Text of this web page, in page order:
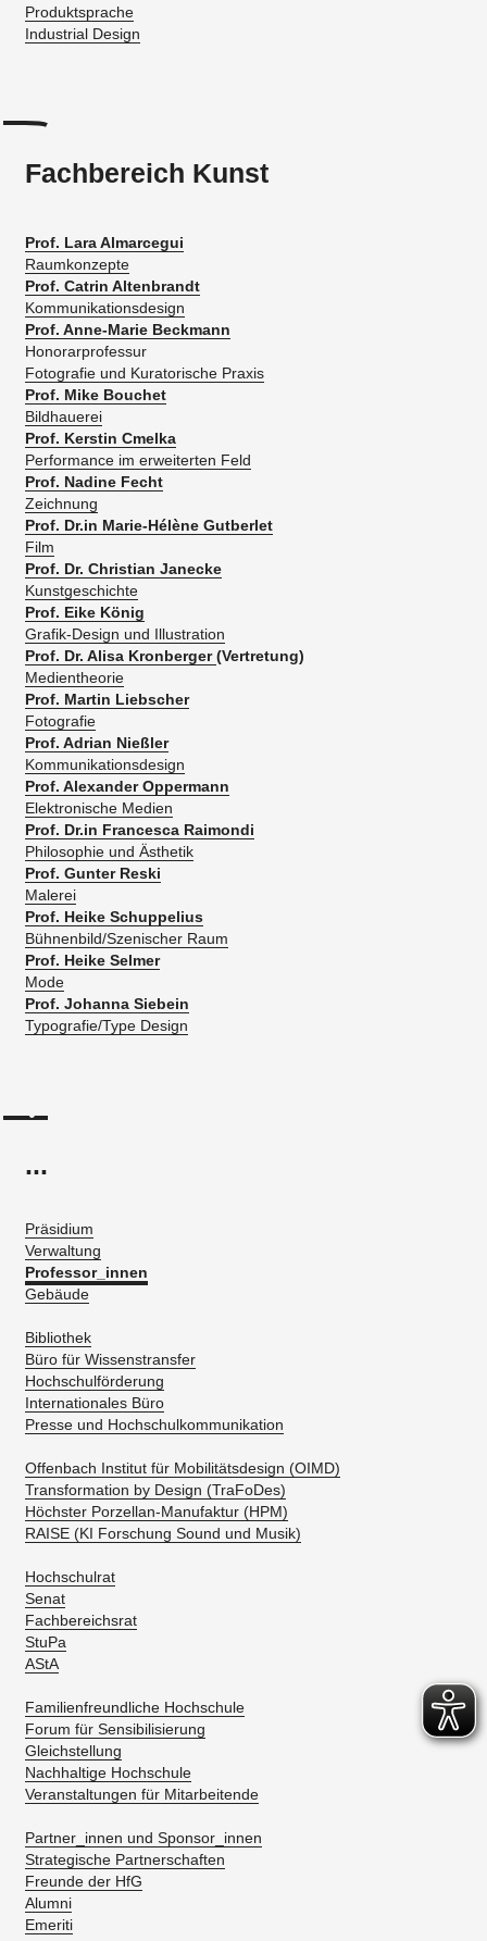
Produktsprache
Industrial Design
Fachbereich Kunst
Prof. Lara Almarcegui
Raumkonzepte
Prof. Catrin Altenbrandt
Kommunikationsdesign
Prof. Anne-Marie Beckmann
Honorarprofessur
​Fotografie und Kuratorische Praxis
Prof. Mike Bouchet
Bildhauerei
Prof. Kerstin Cmelka
Performance im erweiterten Feld
Prof. Nadine Fecht
Zeichnung
Prof. Dr.in Marie-Hélène Gutberlet
​Film
Prof. Dr. Christian Janecke
Kunstgeschichte
Prof. Eike König
Grafik-Design und Illustration
Prof. Dr. Alisa Kronberger(Vertretung)
Medientheorie
Prof. Martin Liebscher
Fotografie
Prof. Adrian Nießler
Kommunikationsdesign
Prof. Alexander Oppermann
Elektronische Medien
Prof. Dr.in Francesca Raimondi
Philosophie und Ästhetik
Prof. Gunter Reski
Malerei
Prof. Heike Schuppelius
Bühnenbild/Szenischer Raum
Prof. Heike Selmer
Mode
Prof. Johanna Siebein
Typografie/Type Design
...
Präsidium
Verwaltung
Professor_innen
Gebäude
Bibliothek
Büro für Wissenstransfer
Hochschulförderung
Internationales Büro
Presse und Hochschulkommunikation
Offenbach Institut für Mobilitätsdesign (OIMD)
Transformation by Design (TraFoDes)
Höchster Porzellan-Manufaktur (HPM)
RAISE (KI Forschung Sound und Musik)
Hochschulrat
Senat
Fachbereichsrat
StuPa
AStA
Familienfreundliche Hochschule
Forum für Sensibilisierung
Gleichstellung
Nachhaltige Hochschule
Veranstaltungen für Mitarbeitende
Partner_innen und Sponsor_innen
Strategische Partnerschaften
Freunde der HfG
Alumni
Emeriti